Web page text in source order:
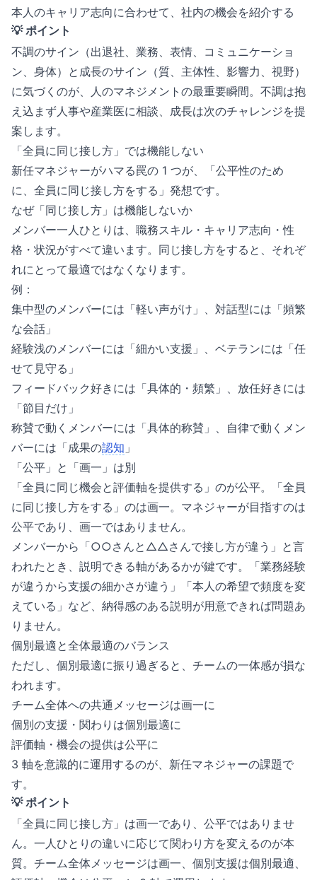
本人のキャリア志向に合わせて、社内の機会を紹介する
💡 ポイント
不調のサイン（出退社、業務、表情、コミュニケーショ
ン、身体）と成長のサイン（質、主体性、影響力、視野）
に気づくのが、人のマネジメントの最重要瞬間。不調は抱
え込まず人事や産業医に相談、成長は次のチャレンジを提
案します。
「全員に同じ接し方」では機能しない
新任マネジャーがハマる罠の 1 つが、「公平性のため
に、全員に同じ接し方をする」発想です。
なぜ「同じ接し方」は機能しないか
メンバー一人ひとりは、職務スキル・キャリア志向・性
格・状況がすべて違います。同じ接し方をすると、それぞ
れにとって最適ではなくなります。
例：
集中型のメンバーには「軽い声がけ」、対話型には「頻繁
な会話」
経験浅のメンバーには「細かい支援」、ベテランには「任
せて見守る」
フィードバック好きには「具体的・頻繁」、放任好きには
「節目だけ」
称賛で動くメンバーには「具体的称賛」、自律で動くメン
バーには「成果の認知 」
「公平」と「画一」は別
「全員に同じ機会と評価軸を提供する」のが公平。「全員
に同じ接し方をする」のは画一。マネジャーが目指すのは
公平であり、画一ではありません。
メンバーから「○○さんと△△さんで接し方が違う」と言
われたとき、説明できる軸があるかが鍵です。「業務経験
が違うから支援の細かさが違う」「本人の希望で頻度を変
えている」など、納得感のある説明が用意できれば問題あ
りません。
個別最適と全体最適のバランス
ただし、個別最適に振り過ぎると、チームの一体感が損な
われます。
チーム全体への共通メッセージは画一に
個別の支援・関わりは個別最適に
評価軸・機会の提供は公平に
3 軸を意識的に運用するのが、新任マネジャーの課題で
す。
💡 ポイント
「全員に同じ接し方」は画一であり、公平ではありませ
ん。一人ひとりの違いに応じて関わり方を変えるのが本
質。チーム全体メッセージは画一、個別支援は個別最適、